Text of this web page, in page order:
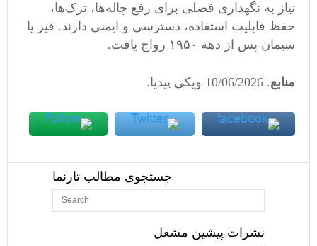
نیاز به نگهداری فصلی برای رفع چاله‌ها، ترک‌ها،
حفظ قابلیت استفاده، دسترسی و ایمنی دارند. قیر یا
سیمان پس از دهه ۱۹۵۰ رواج یافت.
منابع. ‏2026‏/06‏/10 ویکی پیدیا.
جستجوی مطالب تارنما
نشرات پیشین مشعل